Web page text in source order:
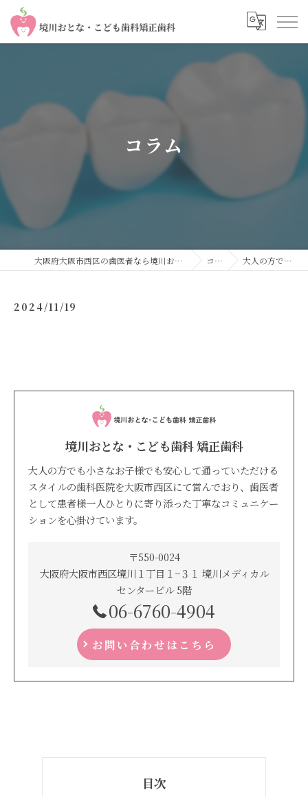
コラム
大阪府大阪市西区の歯医者なら境川おとな・こども歯科 矯正歯科 コラム 大人の方でも小さな…
2024/11/19
境川おとな・こども歯科 矯正歯科
大人の方でも小さなお子様でも安心して通っていただける
スタイルの歯科医院を大阪市西区にて営んでおり、歯医者
として患者様一人ひとりに寄り添った丁寧なコミュニケー
ションを心掛けています。
〒550-0024
大阪府大阪市西区境川１丁目１−３１ 境川メディカル
センタービル 5階
06-6760-4904
お問い合わせはこちら
目次